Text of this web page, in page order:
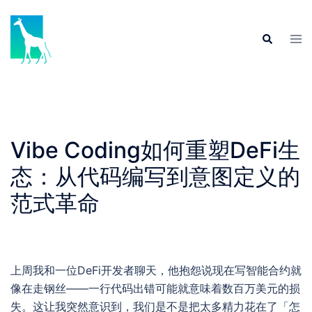
content
Search
Vibe Coding如何重塑DeFi生
态：从代码编写到意图定义的
范式革命
上周我和一位DeFi开发者聊天，他抱怨说现在写智能合约就
像在走钢丝——一行代码出错可能就意味着数百万美元的损
失。这让我突然意识到，我们是不是把太多精力花在了「怎